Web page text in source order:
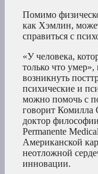
Помимо
как Хэмлин,
справиться с
«У человека,
только что
возникнуть
психические и
можно помочь с
говорит Комилла
доктор
Permanente
Американской
неотложной
инновации.